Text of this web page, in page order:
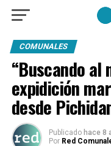
COMUNALES
“Buscando al
expidición
desde
Publicado hace 8
Por Red